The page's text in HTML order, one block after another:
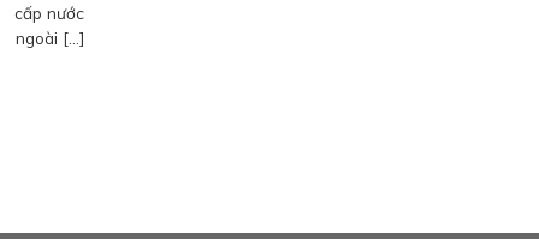
cấp nước
ngoài […]